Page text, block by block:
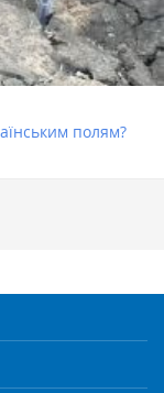
полям?